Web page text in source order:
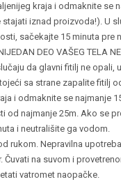
kraja i odmaknite se
stajati iznad proizvoda!). U
sačekajte 15 minuta pre
DEO VAŠEG TELA
da glavni fitilj ne opali,
sa strane zapalite fitilj
i odmaknite se najmanje
od najmanje 25m. Ako se
i neutrališite ga vodom.
rukom. Nepravilna
Čuvati na suvom i
vatromet naopačke.